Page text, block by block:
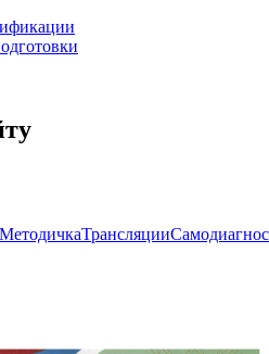
МетодичкаТрансляции